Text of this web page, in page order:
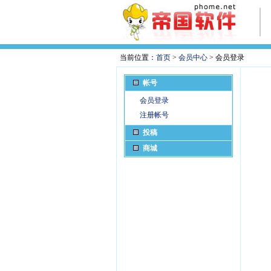
当前位置： 首页 > 会员中心 > 会员登录
帐号
会员登录
注册帐号
投稿
商城